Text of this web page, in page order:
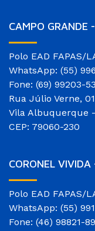
CAMPO GRANDE
Polo EAD FAPAS/
WhatsApp: (55)
Fone: (69) 99203-
Rua Júlio Verne, 01
Vila Albuquerque
CEP: 79060-230
CORONEL VIVIDA
Polo EAD FAPAS/
WhatsApp: (55)
Fone: (46) 98821-